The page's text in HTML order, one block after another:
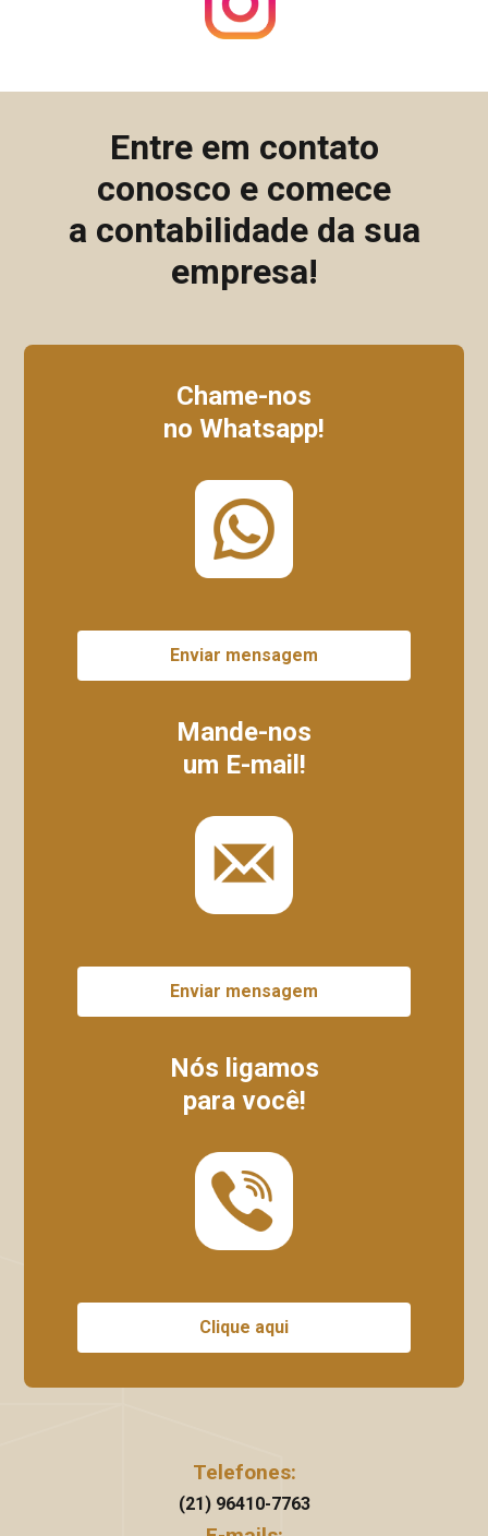
Entre em contato
conosco e comece
a contabilidade da sua
empresa!
Chame-nos
no Whatsapp!
Enviar mensagem
Mande-nos
um E-mail!
Enviar mensagem
Nós ligamos
para você!
Clique aqui
Telefones:
(21) 96410-7763